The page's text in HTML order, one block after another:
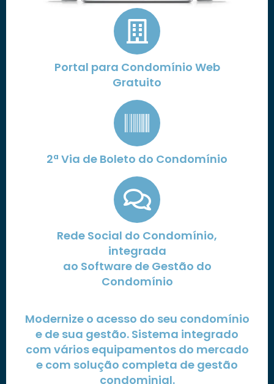
Portal para Condomínio Web
Gratuito
2ª Via de Boleto do Condomínio
Rede Social do Condomínio,
integrada
ao Software de Gestão do
Condomínio
Modernize o acesso do seu condomínio
e de sua gestão. Sistema integrado
com vários equipamentos do mercado
e com solução completa de gestão
condominial.